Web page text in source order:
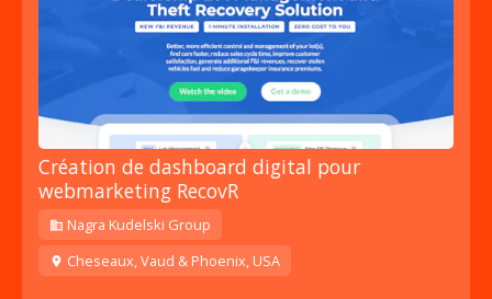
Création de dashboard digital pour
webmarketing RecovR
Nagra Kudelski Group
Cheseaux, Vaud & Phoenix, USA